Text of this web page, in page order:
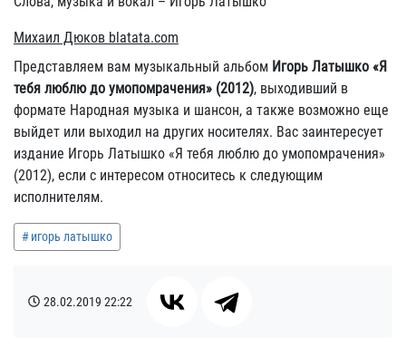
Михаил Дюков blatata.com
Представляем вам музыкальный альбом Игорь Латышко «Я
тебя люблю до умопомрачения» (2012), выходивший в
формате Народная музыка и шансон, а также возможно еще
выйдет или выходил на других носителях. Вас заинтересует
издание Игорь Латышко «Я тебя люблю до умопомрачения»
(2012), если с интересом относитесь к следующим
исполнителям.
игорь латышко
28.02.2019 22:22